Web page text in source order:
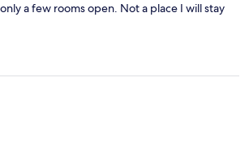
a few rooms open. Not a place I will stay